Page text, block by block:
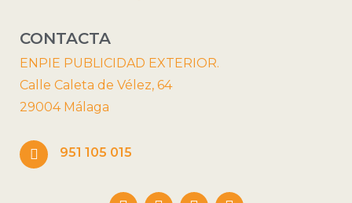
CONTACTA
ENPIE PUBLICIDAD EXTERIOR.
Calle Caleta de Vélez, 64
29004 Málaga
951 105 015